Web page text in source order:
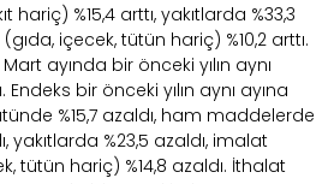
%15,4 arttı, yakıtlarda %33,3
içecek, tütün hariç) %10,2 arttı.
ayında bir önceki yılın aynı
Endeks bir önceki yılın aynı ayına
%15,7 azaldı, ham maddelerde
yakıtlarda %23,5 azaldı, imalat
tütün hariç) %14,8 azaldı. İthalat